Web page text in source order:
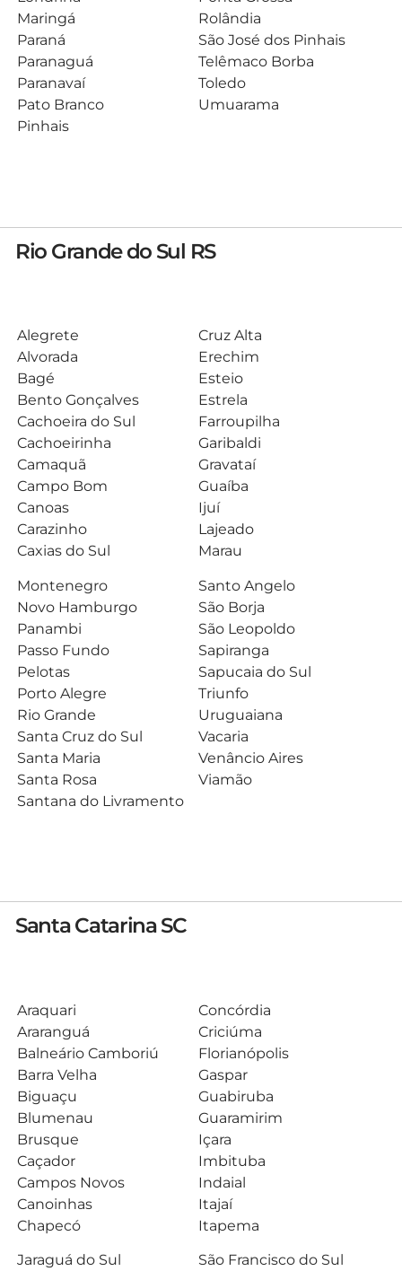
Maringá
Paraná
Paranaguá
Paranavaí
Pato Branco
Pinhais
Rolândia
São José dos Pinhais
Telêmaco Borba
Toledo
Umuarama
Rio Grande do Sul RS
Alegrete
Alvorada
Bagé
Bento Gonçalves
Cachoeira do Sul
Cachoeirinha
Camaquã
Campo Bom
Canoas
Carazinho
Caxias do Sul
Cruz Alta
Erechim
Esteio
Estrela
Farroupilha
Garibaldi
Gravataí
Guaíba
Ijuí
Lajeado
Marau
Montenegro
Novo Hamburgo
Panambi
Passo Fundo
Pelotas
Porto Alegre
Rio Grande
Santa Cruz do Sul
Santa Maria
Santa Rosa
Santana do Livramento
Santo Angelo
São Borja
São Leopoldo
Sapiranga
Sapucaia do Sul
Triunfo
Uruguaiana
Vacaria
Venâncio Aires
Viamão
Santa Catarina SC
Araquari
Araranguá
Balneário Camboriú
Barra Velha
Biguaçu
Blumenau
Brusque
Caçador
Campos Novos
Canoinhas
Chapecó
Concórdia
Criciúma
Florianópolis
Gaspar
Guabiruba
Guaramirim
Içara
Imbituba
Indaial
Itajaí
Itapema
Jaraguá do Sul
São Francisco do Sul